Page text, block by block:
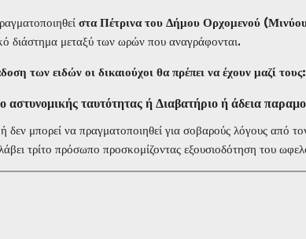
στα Πέτρινα του Δήμου Ορχομενού
διάστημα μεταξύ των ωρών που αναγράφονται.
των ειδών οι δικαιούχοι θα πρέπει να έχουν μαζί τους:
αστυνομικής ταυτότητας ή Διαβατήριο ή άδεια
μπορεί να πραγματοποιηθεί για σοβαρούς λόγους από
τρίτο πρόσωπο προσκομίζοντας εξουσιοδότηση του